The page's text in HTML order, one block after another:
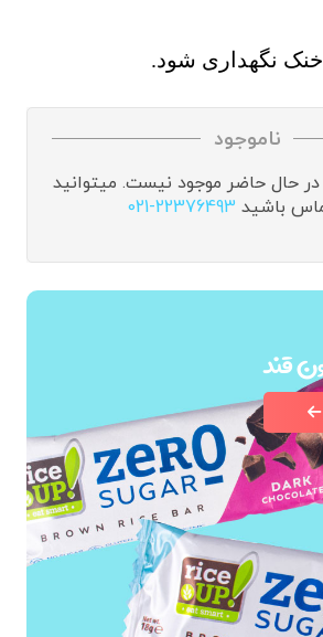
نگهداری شود.
ناموجود
در حال حاضر موجود نیست. میتوانید
باشید 021-22376493
قند